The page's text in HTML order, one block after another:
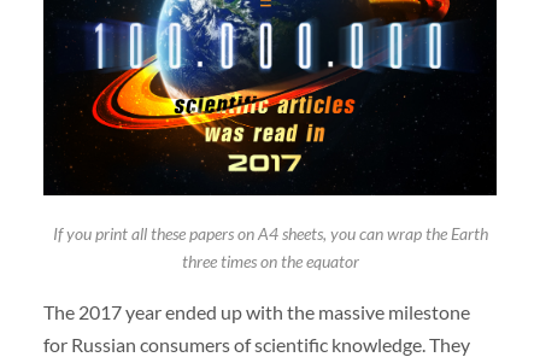
If you print all these papers on A4 sheets, you can wrap the Earth
three times on the equator
The 2017 year ended up with the massive milestone
for Russian consumers of scientific knowledge. They